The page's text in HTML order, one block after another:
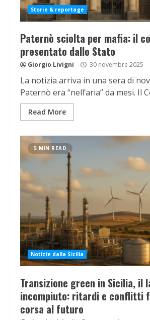
Storie & reportage
Paternò sciolta per mafia: il
presentato dallo Stato
Giorgio Livigni 30 novembre 2025
La notizia arriva in una sera di
Paternò era “nell’aria” da mesi. Il
Read More
5 MIN READ
Notizie dalla Sicilia
Transizione green in Sicilia, il
incompiuto: ritardi e conflitti
corsa al futuro